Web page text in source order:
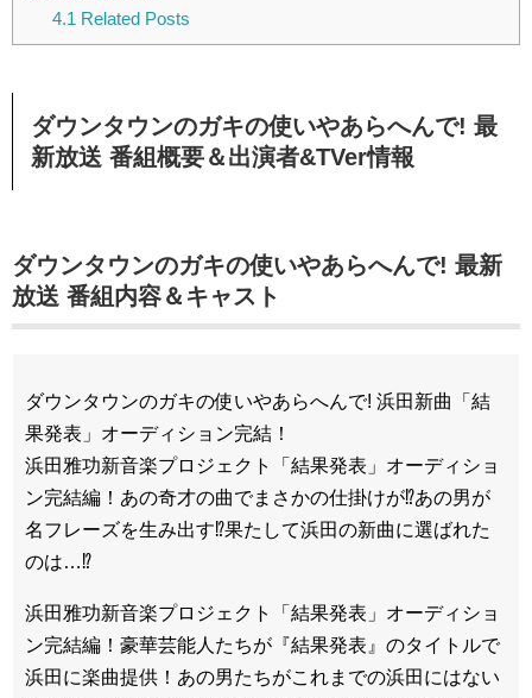
4.1 Related Posts
ダウンタウンのガキの使いやあらへんで! 最
新放送 番組概要＆出演者&TVer情報
ダウンタウンのガキの使いやあらへんで! 最新
放送 番組内容＆キャスト
ダウンタウンのガキの使いやあらへんで! 浜田新曲「結
果発表」オーディション完結！
浜田雅功新音楽プロジェクト「結果発表」オーディショ
ン完結編！あの奇才の曲でまさかの仕掛けが⁉あの男が
名フレーズを生み出す⁉果たして浜田の新曲に選ばれた
のは…⁉
浜田雅功新音楽プロジェクト「結果発表」オーディショ
ン完結編！豪華芸能人たちが『結果発表』のタイトルで
浜田に楽曲提供！あの男たちがこれまでの浜田にはない